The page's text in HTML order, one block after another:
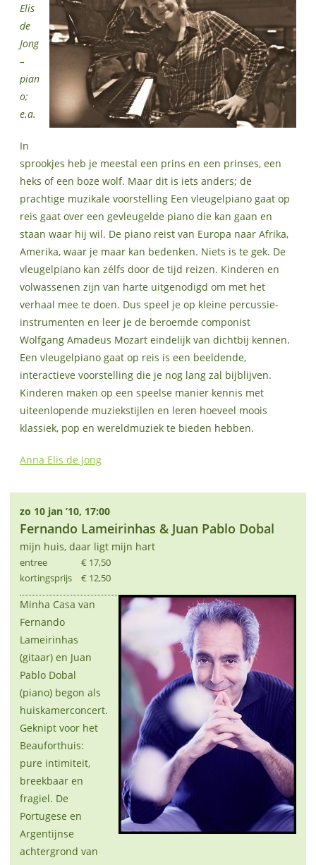
Elis
de
Jong
–
pian
o;
e.a.
In
sprookjes heb je meestal een prins en een prinses, een
heks of een boze wolf. Maar dit is iets anders; de
prachtige muzikale voorstelling Een vleugelpiano gaat op
reis gaat over een gevleugelde piano die kan gaan en
staan waar hij wil. De piano reist van Europa naar Afrika,
Amerika, waar je maar kan bedenken. Niets is te gek. De
vleugelpiano kan zélfs door de tijd reizen. Kinderen en
volwassenen zijn van harte uitgenodigd om met het
verhaal mee te doen. Dus speel je op kleine percussie-
instrumenten en leer je de beroemde componist
Wolfgang Amadeus Mozart eindelijk van dichtbij kennen.
Een vleugelpiano gaat op reis is een beeldende,
interactieve voorstelling die je nog lang zal bijblijven.
Kinderen maken op een speelse manier kennis met
uiteenlopende muziekstijlen en leren hoeveel moois
klassiek, pop en wereldmuziek te bieden hebben.
Anna Elis de Jong
zo 10 jan ’10, 17:00
Fernando Lameirinhas & Juan Pablo Dobal
mijn huis, daar ligt mijn hart
entree
kortingsprijs
€ 17,50
€ 12,50
Minha Casa van
Fernando
Lameirinhas
(gitaar) en Juan
Pablo Dobal
(piano) begon als
huiskamerconcert.
Geknipt voor het
Beauforthuis:
pure intimiteit,
breekbaar en
fragiel. De
Portugese en
Argentijnse
achtergrond van